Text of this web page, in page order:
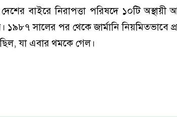
দেশের বাইরে নিরাপত্তা পরিষদে ১০টি
সালের পর থেকে জার্মানি
যা এবার থমকে গেল।